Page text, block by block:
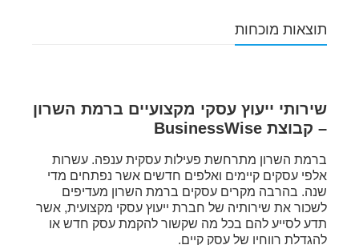
תוצאות מוכחות
שירותי ייעוץ עסקי מקצועיים ברמת השרון
– קבוצת BusinessWise
ברמת השרון מתרחשת פעילות עסקית ענפה. עשרות
אלפי עסקים קיימים ואלפים חדשים אשר נפתחים מדי
שנה. בהרבה מקרים עסקים ברמת השרון מעדיפים
לשכור את שירותיה של חברת ייעוץ עסקי מקצועית, אשר
תדע לסייע להם בכל מה שקשור להקמת עסק חדש או
להגדלת רווחיו של עסק קיים.